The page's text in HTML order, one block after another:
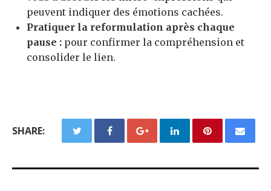
peuvent indiquer des émotions cachées.
Pratiquer la reformulation après chaque
pause : pour confirmer la compréhension et
consolider le lien.
SHARE: